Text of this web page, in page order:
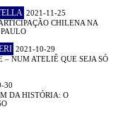
2021-11-25
CHILENA NA
2021-10-29
– NUM ATELIÊ QUE SEJA SÓ
30
DA HISTÓRIA: O